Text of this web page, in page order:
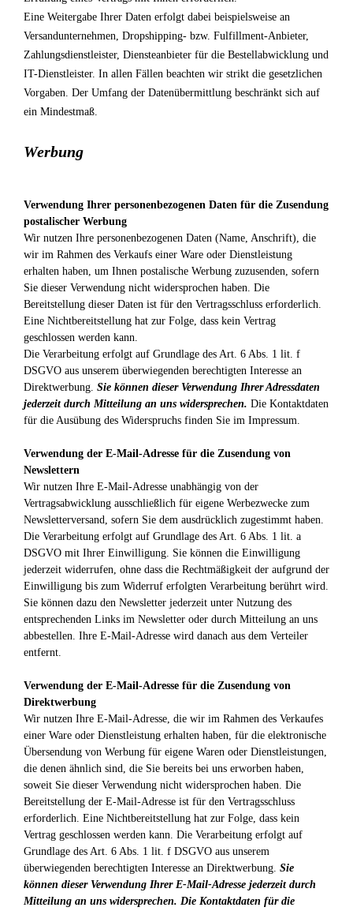
Eine Weitergabe Ihrer Daten erfolgt dabei beispielsweise an
Versandunternehmen, Dropshipping- bzw. Fulfillment-Anbieter,
Zahlungsdienstleister, Diensteanbieter für die Bestellabwicklung und
IT-Dienstleister. In allen Fällen beachten wir strikt die gesetzlichen
Vorgaben. Der Umfang der Datenübermittlung beschränkt sich auf
ein Mindestmaß.
Werbung
Verwendung Ihrer personenbezogenen Daten für die Zusendung
postalischer Werbung
Wir nutzen Ihre personenbezogenen Daten (Name, Anschrift), die
wir im Rahmen des Verkaufs einer Ware oder Dienstleistung
erhalten haben, um Ihnen postalische Werbung zuzusenden, sofern
Sie dieser Verwendung nicht widersprochen haben. Die
Bereitstellung dieser Daten ist für den Vertragsschluss erforderlich.
Eine Nichtbereitstellung hat zur Folge, dass kein Vertrag
geschlossen werden kann.
Die Verarbeitung erfolgt auf Grundlage des Art. 6 Abs. 1 lit. f
DSGVO aus unserem überwiegenden berechtigten Interesse an
Direktwerbung. Sie können dieser Verwendung Ihrer Adressdaten
jederzeit durch Mitteilung an uns widersprechen. Die Kontaktdaten
für die Ausübung des Widerspruchs finden Sie im Impressum.
Verwendung der E-Mail-Adresse für die Zusendung von
Newslettern
Wir nutzen Ihre E-Mail-Adresse unabhängig von der
Vertragsabwicklung ausschließlich für eigene Werbezwecke zum
Newsletterversand, sofern Sie dem ausdrücklich zugestimmt haben.
Die Verarbeitung erfolgt auf Grundlage des Art. 6 Abs. 1 lit. a
DSGVO mit Ihrer Einwilligung. Sie können die Einwilligung
jederzeit widerrufen, ohne dass die Rechtmäßigkeit der aufgrund der
Einwilligung bis zum Widerruf erfolgten Verarbeitung berührt wird.
Sie können dazu den Newsletter jederzeit unter Nutzung des
entsprechenden Links im Newsletter oder durch Mitteilung an uns
abbestellen. Ihre E-Mail-Adresse wird danach aus dem Verteiler
entfernt.
Verwendung der E-Mail-Adresse für die Zusendung von
Direktwerbung
Wir nutzen Ihre E-Mail-Adresse, die wir im Rahmen des Verkaufes
einer Ware oder Dienstleistung erhalten haben, für die elektronische
Übersendung von Werbung für eigene Waren oder Dienstleistungen,
die denen ähnlich sind, die Sie bereits bei uns erworben haben,
soweit Sie dieser Verwendung nicht widersprochen haben. Die
Bereitstellung der E-Mail-Adresse ist für den Vertragsschluss
erforderlich. Eine Nichtbereitstellung hat zur Folge, dass kein
Vertrag geschlossen werden kann. Die Verarbeitung erfolgt auf
Grundlage des Art. 6 Abs. 1 lit. f DSGVO aus unserem
überwiegenden berechtigten Interesse an Direktwerbung. Sie
können dieser Verwendung Ihrer E-Mail-Adresse jederzeit durch
Mitteilung an uns widersprechen. Die Kontaktdaten für die